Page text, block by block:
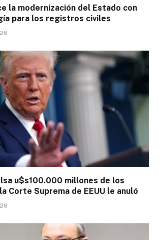
la modernización del Estado con
para los registros civiles
u$s100.000 millones de los
Corte Suprema de EEUU le anuló